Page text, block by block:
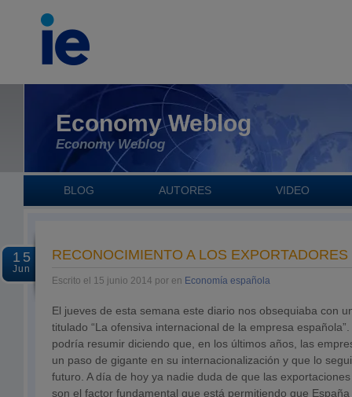
Economy Weblog
Economy Weblog
BLOG AUTORES VIDEO
15
Jun
RECONOCIMIENTO A LOS EXPORTADORES
Escrito el 15 junio 2014 por en Economía española
El jueves de esta semana este diario nos obsequiaba con
titulado “La ofensiva internacional de la empresa
podría resumir diciendo que, en los últimos años, las
un paso de gigante en su internacionalización y que lo
futuro. A día de hoy ya nadie duda de que las
son el factor fundamental que está permitiendo que